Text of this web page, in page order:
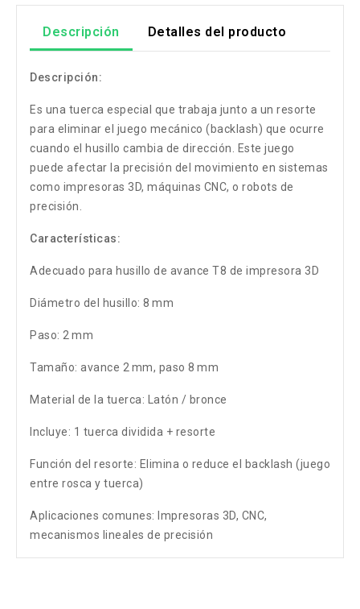
Descripción Detalles del producto
Descripción:
Es una tuerca especial que trabaja junto a un resorte
para eliminar el juego mecánico (backlash) que ocurre
cuando el husillo cambia de dirección. Este juego
puede afectar la precisión del movimiento en sistemas
como impresoras 3D, máquinas CNC, o robots de
precisión.
Características:
Adecuado para husillo de avance T8 de impresora 3D
Diámetro del husillo: 8 mm
Paso: 2 mm
Tamaño: avance 2 mm, paso 8 mm
Material de la tuerca: Latón / bronce
Incluye: 1 tuerca dividida + resorte
Función del resorte: Elimina o reduce el backlash (juego
entre rosca y tuerca)
Aplicaciones comunes: Impresoras 3D, CNC,
mecanismos lineales de precisión